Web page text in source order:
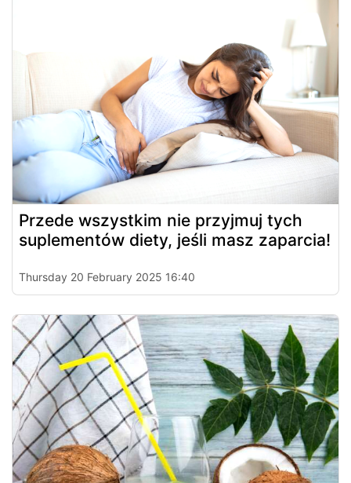
Przede wszystkim nie przyjmuj tych
suplementów diety, jeśli masz zaparcia!
Thursday 20 February 2025 16:40